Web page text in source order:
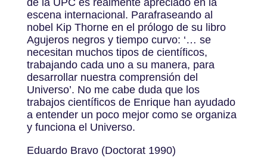
de la UPC es realmente apreciado en la
escena internacional. Parafraseando al
nobel Kip Thorne en el prólogo de su libro
Agujeros negros y tiempo curvo: ‘… se
necesitan muchos tipos de científicos,
trabajando cada uno a su manera, para
desarrollar nuestra comprensión del
Universo’. No me cabe duda que los
trabajos científicos de Enrique han ayudado
a entender un poco mejor como se organiza
y funciona el Universo.
Eduardo Bravo (Doctorat 1990)